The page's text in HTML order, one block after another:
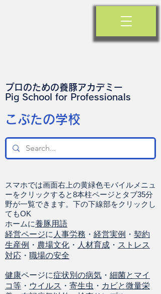
プロのための養豚アカデミー
​Pig School for Professionals
​こぶたの学校
スマホでは画面右上の黄緑色モバイルメニュ
ーをクリックすると8本柱ページとタブ35分
野が一覧できます。下の下線部をクリックし
てもOK
ホームに養豚用語
経営ページに 人事労務 ・ 経営実例 ・ 契約
生産例 ・ 農場文化 ・ 人材育成 ・ ストレス
対応 ・ 職場の安全
健康ページに症状別の病気 ・ 細菌とマイ
コ等 ・ ウイルス ・ 寄生虫 ・ カビと微量栄